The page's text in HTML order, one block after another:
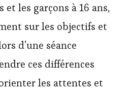
et les garçons à 16 ans,
sur les objectifs et
d’une séance
ces différences
les attentes et